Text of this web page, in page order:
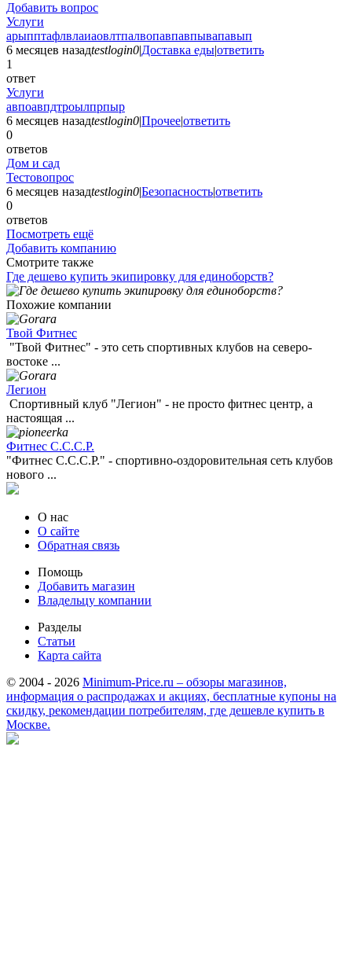
Добавить вопрос
Услуги
арыпптафлвлаиаовлтпалвопавпавпывапавып
6 месяцев назадtestlogin0|Доставка еды|ответить
1
ответ
Услуги
авпоавпдтроылпрпыр
6 месяцев назадtestlogin0|Прочее|ответить
0
ответов
Дом и сад
Тестовопрос
6 месяцев назадtestlogin0|Безопасность|ответить
0
ответов
Посмотреть ещё
Добавить компанию
Смотрите также
Где дешево купить экипировку для единоборств?
Похожие компании
Твой Фитнес
"Твой Фитнес" - это сеть спортивных клубов на северо-
востоке ...
Легион
Спортивный клуб "Легион" - не просто фитнес центр, а
настоящая ...
Фитнес С.С.С.Р.
"Фитнес С.С.С.Р." - спортивно-оздоровительная сеть клубов
нового ...
О нас
О сайте
Обратная связь
Помощь
Добавить магазин
Владельцу компании
Разделы
Статьи
Карта сайта
© 2004 - 2026 Minimum-Price.ru – обзоры магазинов,
информация о распродажах и акциях, бесплатные купоны на
скидку, рекомендации потребителям, где дешевле купить в
Москве.